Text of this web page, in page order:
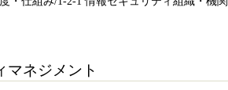
ネジメント